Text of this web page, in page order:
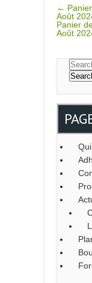
←
Août
Panier
Août